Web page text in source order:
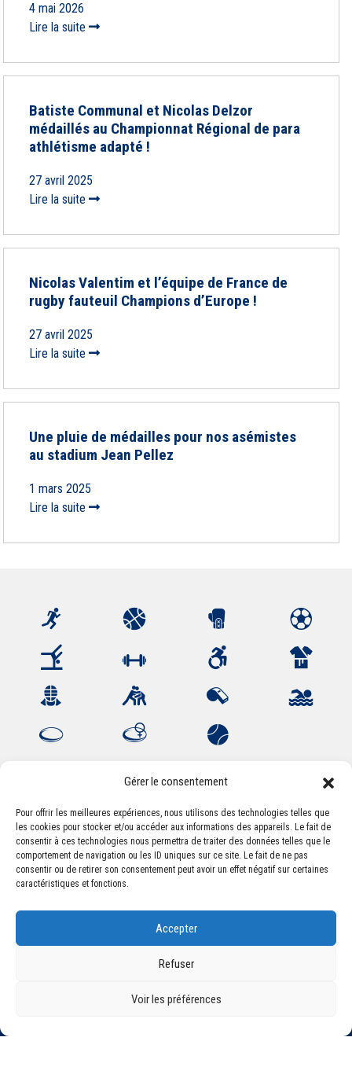
Gérer le consentement
Pour offrir les meilleures expériences, nous utilisons des technologies telles que
les cookies pour stocker et/ou accéder aux informations des appareils. Le fait de
consentir à ces technologies nous permettra de traiter des données telles que le
comportement de navigation ou les ID uniques sur ce site. Le fait de ne pas
consentir ou de retirer son consentement peut avoir un effet négatif sur certaines
caractéristiques et fonctions.
Accepter
Refuser
Voir les préférences
4 mai 2026
Lire la suite
Batiste Communal et Nicolas Delzor
médaillés au Championnat Régional de para
athlétisme adapté !
27 avril 2025
Lire la suite
Nicolas Valentim et l’équipe de France de
rugby fauteuil Champions d’Europe !
27 avril 2025
Lire la suite
Une pluie de médailles pour nos asémistes
au stadium Jean Pellez
1 mars 2025
Lire la suite
Association Sportive Montferrandaise
84, boulevard Léon Jouhaux
CS 80221 - 63021 Clermont-Ferrand Cedex 2
accueil@asm-omnisports.com